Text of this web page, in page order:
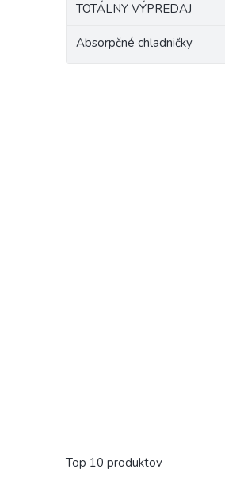
TOTÁLNY VÝPREDAJ
Absorpčné chladničky
Top 10 produktov